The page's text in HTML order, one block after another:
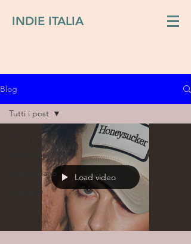
INDIE ITALIA
Blog
Tutti i post
Recensioni
Indie italiano
Interviste
Tutti i post
Load video